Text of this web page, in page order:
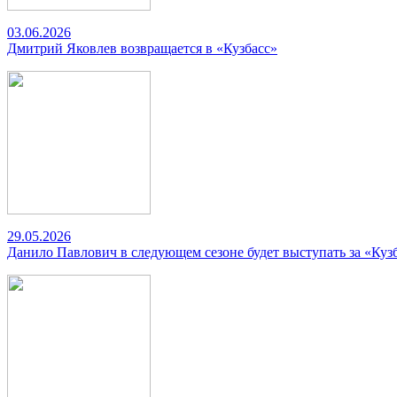
03.06.2026
Дмитрий Яковлев возвращается в «Кузбасс»
29.05.2026
Данило Павлович в следующем сезоне будет выступать за